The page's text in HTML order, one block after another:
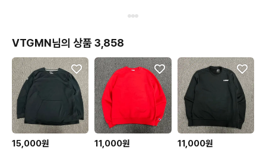
VTGMN님의 상품 3,858
15,000원 11,000원 11,000원